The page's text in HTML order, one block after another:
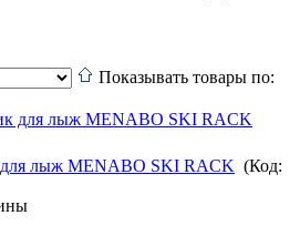
Показывать товары по:
для лыж MENABO SKI RACK (Код: